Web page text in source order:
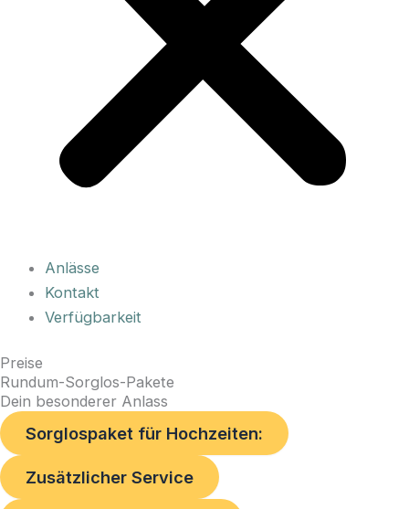
Anlässe
Kontakt
Verfügbarkeit
Preise
Rundum-Sorglos-Pakete
Dein besonderer Anlass
Sorglospaket für Hochzeiten:
Zusätzlicher Service